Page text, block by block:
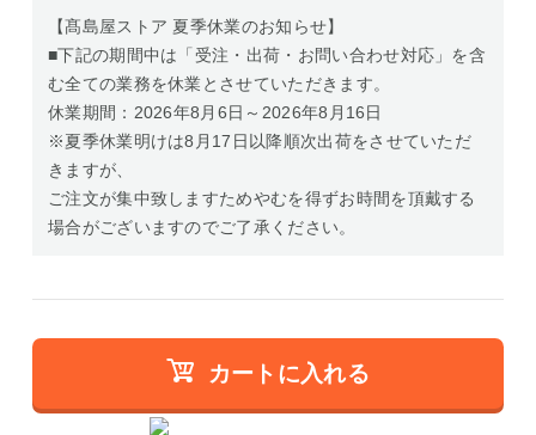
【髙島屋ストア 夏季休業のお知らせ】
■下記の期間中は「受注・出荷・お問い合わせ対応」を含
む全ての業務を休業とさせていただきます。
休業期間：2026年8月6日～2026年8月16日
※夏季休業明けは8月17日以降順次出荷をさせていただ
きますが、
ご注文が集中致しますためやむを得ずお時間を頂戴する
場合がございますのでご了承ください。
カートに入れる